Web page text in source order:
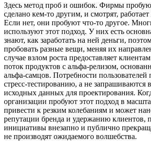
Здесь метод проб и ошибок. Фирмы
сделано кем-то другим, и смотрят,
Если нет, они пробуют что-то другое.
используют этот подход. У них есть
знают, как заработать на ней деньги,
пробовать разные вещи, меняя их
случае взлом роста предоставляет
поток продуктов с альфа-релизом,
альфа-самцов. Потребности пользователей
стресс-тестированию, а не запрашиваются
исходных данных для проектирования.
организации пробуют этот подход в
привести к резким колебаниям и может
репутации бренда и удержанию клиентов,
инициативы внезапно и публично
не производят ожидаемого волшебства.